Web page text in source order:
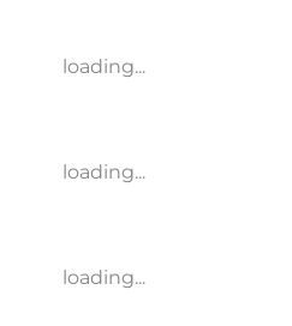
loading...
loading...
loading...